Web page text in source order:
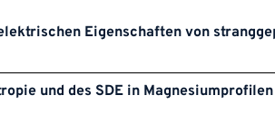
Eigenschaften von
und des SDE in Magnesiumprofilen